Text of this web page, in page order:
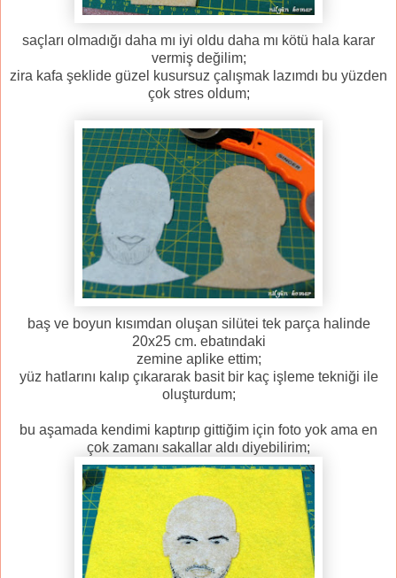
saçları olmadığı daha mı iyi oldu daha mı kötü hala karar
vermiş değilim;
zira kafa şeklide güzel kusursuz çalışmak lazımdı bu yüzden
çok stres oldum;
baş ve boyun kısımdan oluşan silütei tek parça halinde
20x25 cm. ebatındaki
zemine aplike ettim;
yüz hatlarını kalıp çıkararak basit bir kaç işleme tekniği ile
oluşturdum;
bu aşamada kendimi kaptırıp gittiğim için foto yok ama en
çok zamanı sakallar aldı diyebilirim;